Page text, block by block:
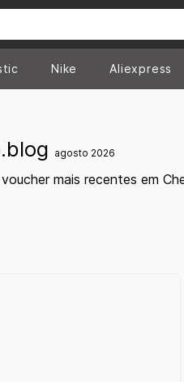
Nike Aliexpress
agosto 2026
mais recentes em